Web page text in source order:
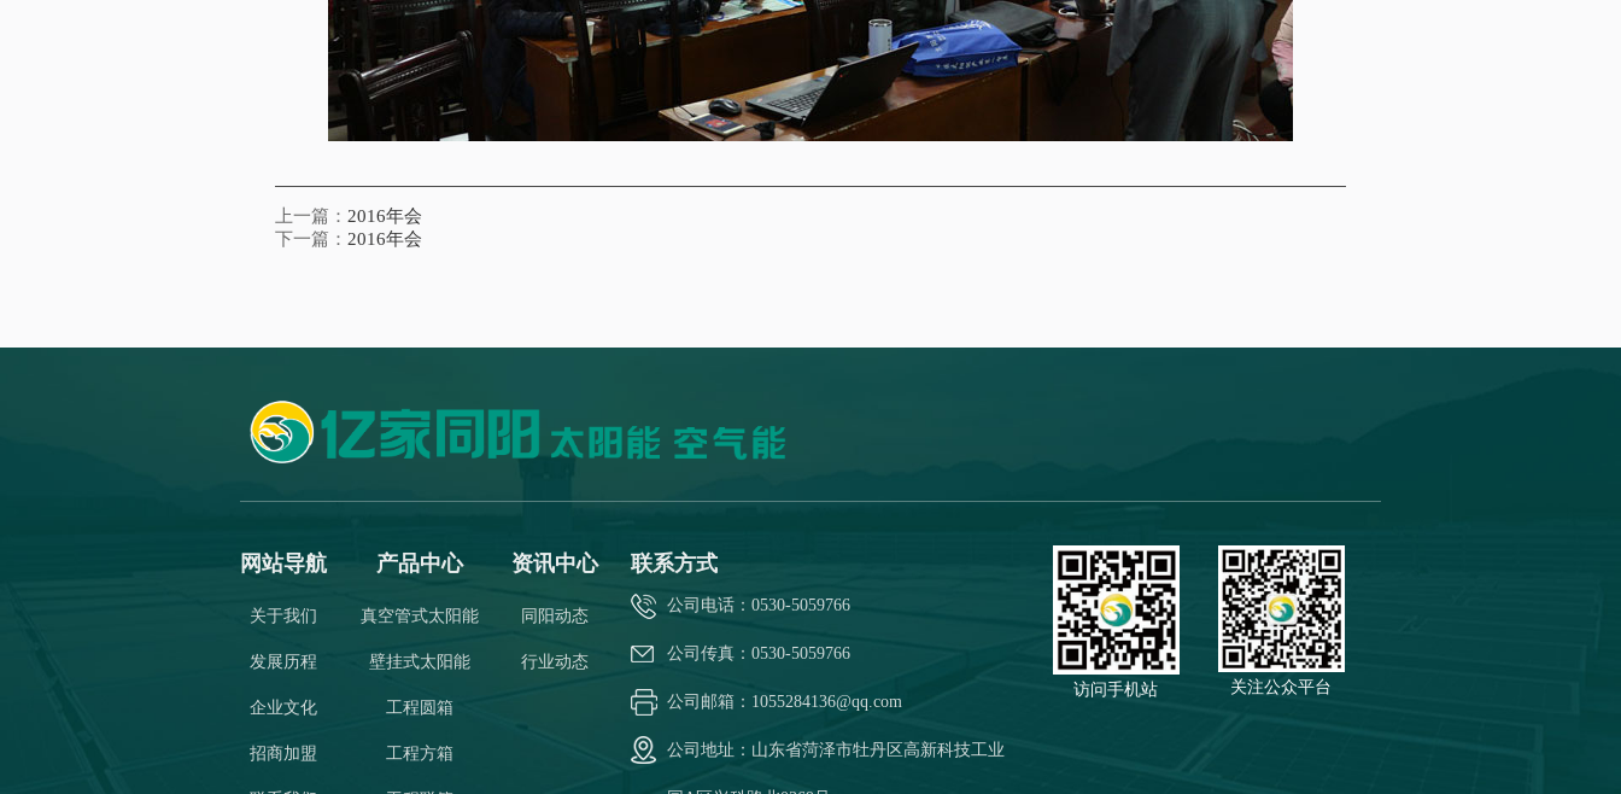
上一篇： 2016年会
下一篇： 2016年会
网站导航
关于我们
发展历程
企业文化
招商加盟
产品中心
真空管式太阳能
壁挂式太阳能
工程圆箱
工程方箱
资讯中心
同阳动态
行业动态
联系方式
公司电话：0530-5059766
公司传真：0530-5059766
公司邮箱：1055284136@qq.com
公司地址：山东省菏泽市牡丹区高新科技工业
访问手机站 关注公众平台